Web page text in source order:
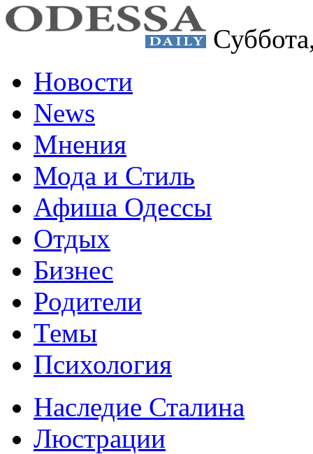
Новости
News
Мнения
Мода и Стиль
Афиша Одессы
Отдых
Бизнес
Родители
Темы
Психология
Наследие Сталина
Люстрации